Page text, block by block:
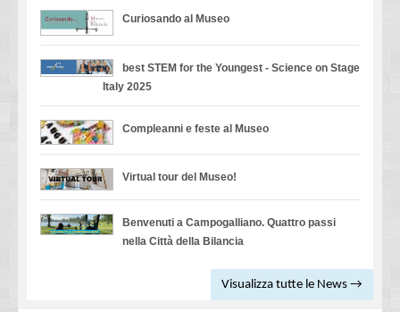
Curiosando al Museo
best STEM for the Youngest - Science on Stage
Italy 2025
Compleanni e feste al Museo
Virtual tour del Museo!
Benvenuti a Campogalliano. Quattro passi
nella Città della Bilancia
Visualizza tutte le News →